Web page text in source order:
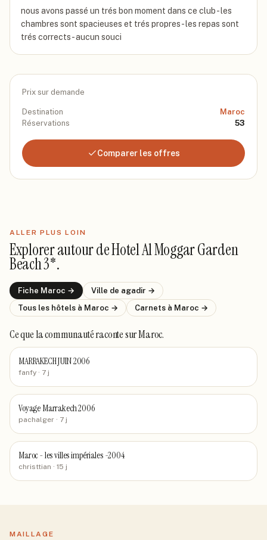
nous avons passé un trés bon moment dans ce club - les
chambres sont spacieuses et trés propres - les repas sont
trés corrects - aucun souci
Prix sur demande
Destination
Maroc
Réservations
53
Comparer les offres
ALLER PLUS LOIN
Explorer autour deHotel Al Moggar Garden
Beach 3*.
Fiche Maroc → Ville de agadir →
Tous les hôtels à Maroc → Carnets à Maroc →
Ce que la communauté racontesur Maroc.
MARRAKECH JUIN 2006
fanfy · 7 j
Voyage Marrakech 2006
pachalger · 7 j
Maroc - les villes impériales -2004
christtian · 15 j
MAILLAGE